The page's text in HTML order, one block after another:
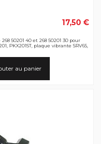
17,50 €
50201 40 et 268 50201 30 pour
PKX201ST, plaque vibrante SRV65,
au panier